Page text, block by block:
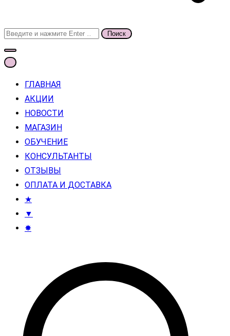
Поиск
для:
ГЛАВНАЯ
АКЦИИ
НОВОСТИ
МАГАЗИН
ОБУЧЕНИЕ
КОНСУЛЬТАНТЫ
ОТЗЫВЫ
ОПЛАТА И ДОСТАВКА
★
▼
✸